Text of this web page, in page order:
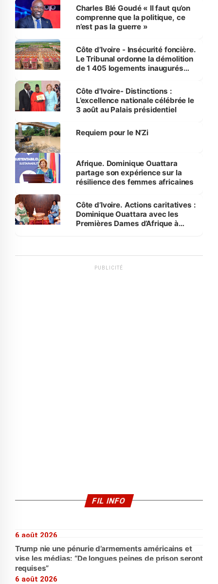
Charles Blé Goudé « Il faut qu’on
comprenne que la politique, ce
n’est pas la guerre »
Côte d’Ivoire - Insécurité foncière.
Le Tribunal ordonne la démolition
de 1 405 logements inaugurés
Bassam
Côte d'Ivoire- Distinctions :
L’excellence nationale célébrée le
3 août au Palais présidentiel
Requiem pour le N’Zi
Afrique. Dominique Ouattara
partage son expérience sur la
résilience des femmes africaines
Côte d’Ivoire. Actions caritatives :
Dominique Ouattara avec les
Premières Dames d’Afrique à
PUBLICITÉ
FIL INFO
6 août 2026
Trump nie une pénurie d’armements américains et
vise les médias: “De longues peines de prison seront
requises”
6 août 2026